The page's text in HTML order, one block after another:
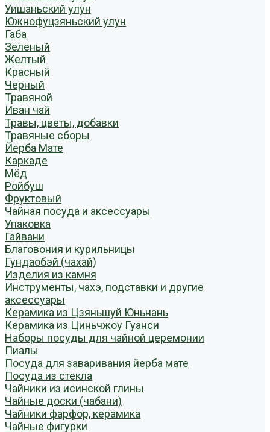
Уишаньский улун
Южнофуцзяньский улун
Габа
Зеленый
Желтый
Красный
Черный
Травяной
Иван чай
Травы, цветы, добавки
Травяные сборы
Йерба Мате
Каркаде
Мёд
Ройбуш
Фруктовый
Чайная посуда и аксессуары
Упаковка
Гайвани
Благовония и курильницы
Гундаобэй (чахай)
Изделия из камня
Инструменты, чахэ, подставки и другие
аксессуары
Керамика из Цзяньшуй Юньнань
Керамика из Циньчжоу Гуанси
Наборы посуды для чайной церемонии
Пиалы
Посуда для заваривания йерба мате
Посуда из стекла
Чайники из исинской глины
Чайные доски (чабани)
Чайники фарфор, керамика
Чайные фигурки